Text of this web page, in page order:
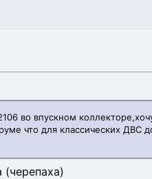
во впускном
что для классических ДВС